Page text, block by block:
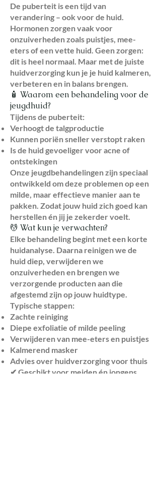
De puberteit is een tijd van
verandering – ook voor de huid.
Hormonen zorgen vaak voor
onzuiverheden zoals puistjes, mee-
eters of een vette huid. Geen zorgen:
dit is heel normaal. Maar met de juiste
huidverzorging kun je je huid kalmeren,
verbeteren en in balans brengen.
🧴 Waarom een behandeling voor de
jeugdhuid?
Tijdens de puberteit:
Verhoogt de talgproductie
Kunnen poriën sneller verstopt raken
Is de huid gevoeliger voor acne of
ontstekingen
Onze jeugdbehandelingen zijn speciaal
ontwikkeld om deze problemen op een
milde, maar effectieve manier aan te
pakken. Zodat jouw huid zich goed kan
herstellen én jij je zekerder voelt.
💆 Wat kun je verwachten?
Elke behandeling begint met een korte
huidanalyse. Daarna reinigen we de
huid diep, verwijderen we
onzuiverheden en brengen we
verzorgende producten aan die
afgestemd zijn op jouw huidtype.
Typische stappen:
Zachte reiniging
Diepe exfoliatie of milde peeling
Verwijderen van mee-eters en puistjes
Kalmerend masker
Advies over huidverzorging voor thuis
✔ Geschikt voor meiden én jongens